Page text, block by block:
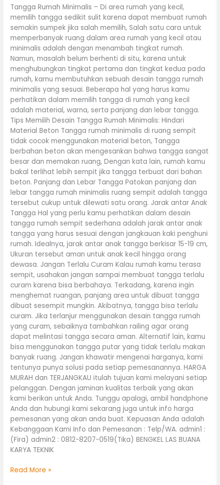
Tangga Rumah Minimalis – Di area rumah yang kecil,
memilih tangga sedikit sulit karena dapat membuat rumah
semakin sumpek jika salah memilih, Salah satu cara untuk
memperbanyak ruang dalam area rumah yang kecil atau
minimalis adalah dengan menambah tingkat rumah.
Namun, masalah belum berhenti di situ, karena untuk
menghubungkan tingkat pertama dan tingkat kedua pada
rumah, kamu membutuhkan sebuah desain tangga rumah
minimalis yang sesuai. Beberapa hal yang harus kamu
perhatikan dalam memilih tangga di rumah yang kecil
adalah material, warna, serta panjang dan lebar tangga.
Tips Memilih Desain Tangga Rumah Minimalis: Hindari
Material Beton Tangga rumah minimalis di ruang sempit
tidak cocok menggunakan material beton, Tangga
berbahan beton akan mengesankan bahwa tangga sangat
besar dan memakan ruang, Dengan kata lain, rumah kamu
bakal terlihat lebih sempit jika tangga terbuat dari bahan
beton. Panjang dan Lebar Tangga Patokan panjang dan
lebar tangga rumah minimalis ruang sempit adalah tangga
tersebut cukup untuk dilewati satu orang. Jarak antar Anak
Tangga Hal yang perlu kamu perhatikan dalam desain
tangga rumah sempit sederhana adalah jarak antar anak
tangga yang harus sesuai dengan jangkauan kaki penghuni
rumah. Idealnya, jarak antar anak tangga berkisar 15-19 cm,
Ukuran tersebut aman untuk anak kecil hingga orang
dewasa. Jangan Terlalu Curam Kalau rumah kamu terasa
sempit, usahakan jangan sampai membuat tangga terlalu
curam karena bisa berbahaya. Terkadang, karena ingin
menghemat ruangan, panjang area untuk dibuat tangga
dibuat sesempit mungkin. Akibatnya, tangga bisa terlalu
curam. Jika terlanjur menggunakan desain tangga rumah
yang curam, sebaiknya tambahkan railing agar orang
dapat melintasi tangga secara aman. Alternatif lain, kamu
bisa menggunakan tangga putar yang tidak terlalu makan
banyak ruang. Jangan khawatir mengenai harganya, kami
tentunya punya solusi pada setiap pemesanannya. HARGA
MURAH dan TERJANGKAU itulah tujuan kami melayani setiap
pelanggan. Dengan jaminan kualitas terbaik yang akan
kami berikan untuk Anda. Tunggu apalagi, ambil handphone
Anda dan hubungi kami sekarang juga untuk info harga
pemesanan yang akan anda buat. Kepuasan Anda adalah
Kebanggaan Kami Info dan Pemesanan : Telp/WA. admin1 :
(Fira) admin2 : 0812-8207-0519(Tika) BENGKEL LAS BUANA
KARYA TEKNIK
Read More »